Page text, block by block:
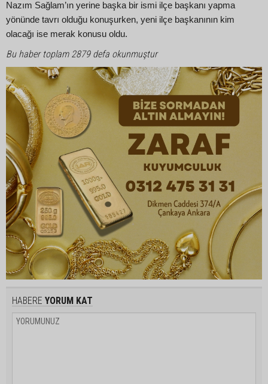
Nazım Sağlam’ın yerine başka bir ismi ilçe başkanı yapma
yönünde tavrı olduğu konuşurken, yeni ilçe başkanının kim
olacağı ise merak konusu oldu.
Bu haber toplam 2879 defa okunmuştur
HABERE YORUM KAT